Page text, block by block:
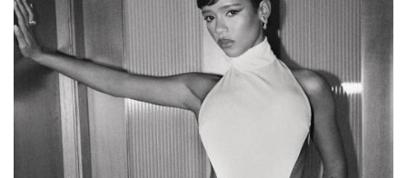
Звезды в космосе: как на самом деле